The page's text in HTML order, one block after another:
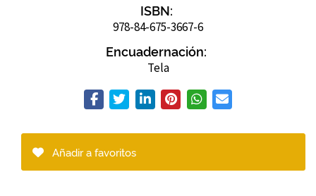
ISBN:
978-84-675-3667-6
Encuadernación:
Tela
Añadir a favoritos